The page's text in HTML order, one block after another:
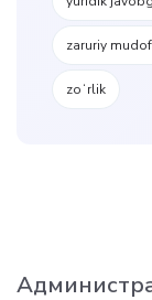
zaruriy
zoʻrlik